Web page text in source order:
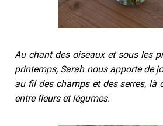
Au chant des oiseaux et sous les
printemps, Sarah nous apporte de
au fil des champs et des serres, là
entre fleurs et légumes.